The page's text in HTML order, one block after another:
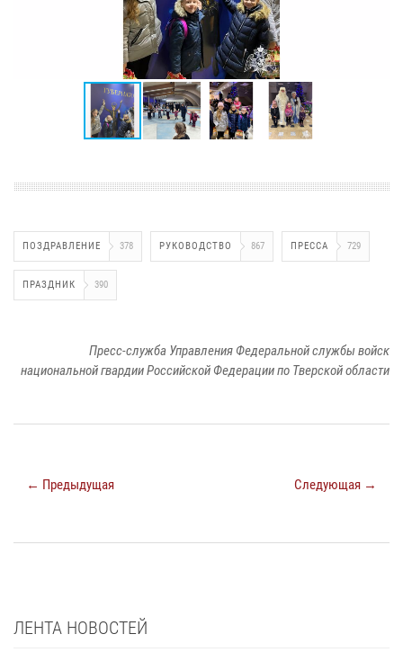
ПОЗДРАВЛЕНИЕ 378 РУКОВОДСТВО 867 ПРЕССА 729
ПРАЗДНИК 390
Пресс-служба Управления Федеральной службы войск
национальной гвардии Российской Федерации по Тверской области
← Предыдущая Следующая →
ЛЕНТА НОВОСТЕЙ